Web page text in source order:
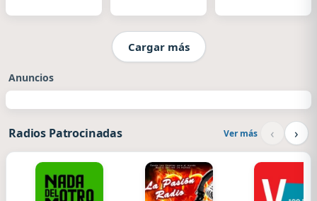
Cargar más
Anuncios
Radios Patrocinadas Ver más ‹ ›